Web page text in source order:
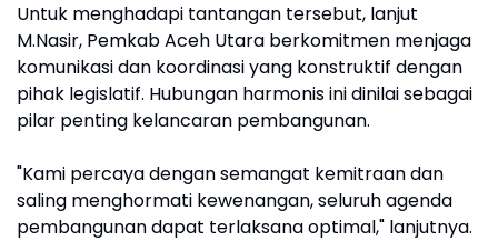
Untuk menghadapi tantangan tersebut, lanjut
M.Nasir, Pemkab Aceh Utara berkomitmen menjaga
komunikasi dan koordinasi yang konstruktif dengan
pihak legislatif. Hubungan harmonis ini dinilai sebagai
pilar penting kelancaran pembangunan.
"Kami percaya dengan semangat kemitraan dan
saling menghormati kewenangan, seluruh agenda
pembangunan dapat terlaksana optimal," lanjutnya.